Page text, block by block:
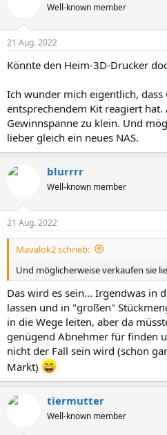
Well-known member
21 Aug. 2022
Könnte den Heim-3D-Drucker
Ich wunder mich eigentlich,
entsprechendem Kit reagiert
Gewinnspanne zu klein. Und
lieber gleich ein neues NAS.
blurrrr
Well-known member
21 Aug. 2022
Mavalok2 schrieb:
Und möglicherweise verkaufen sie
Das wird es sein... Irgendwas in
lassen und in "großen"
in die Wege leiten, aber da
genügend Abnehmer für finden
nicht der Fall sein wird (schon
Markt)
tiermutter
Well-known member